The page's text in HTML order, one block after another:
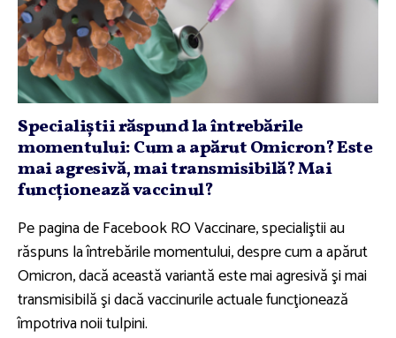
Specialiştii răspund la întrebările
momentului: Cum a apărut Omicron? Este
mai agresivă, mai transmisibilă? Mai
funcţionează vaccinul?
Pe pagina de Facebook RO Vaccinare, specialiştii au
răspuns la întrebările momentului, despre cum a apărut
Omicron, dacă această variantă este mai agresivă şi mai
transmisibilă şi dacă vaccinurile actuale funcţionează
împotriva noii tulpini.